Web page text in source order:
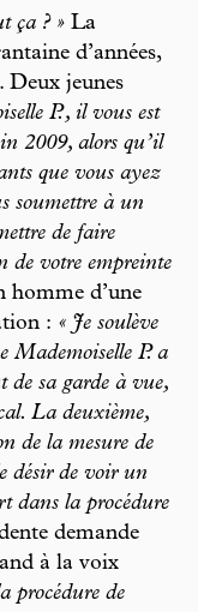
ça ? » La
d’années,
Deux jeunes
P., il vous est
2009, alors qu’il
que vous ayez
soumettre à un
de faire
de votre empreinte
homme d’une
: « Je soulève
Mademoiselle P. a
de sa garde à vue,
La deuxième,
de la mesure de
désir de voir un
dans la procédure
demande
à la voix
procédure de